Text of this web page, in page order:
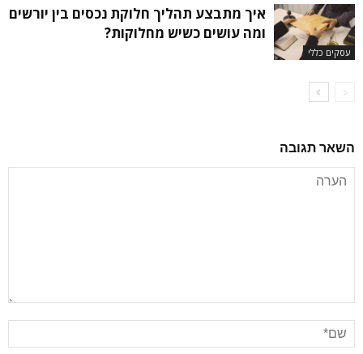
עסקים כללי
איך מתבצע תהליך חלוקת נכסים בין יורשים
ומה עושים כשיש מחלוקות?
השאר תגובה